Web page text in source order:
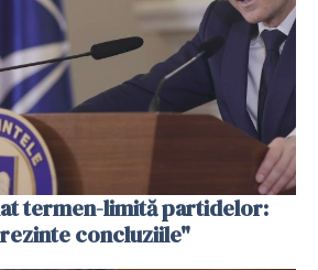
termen-limită partidelor:
concluziile"